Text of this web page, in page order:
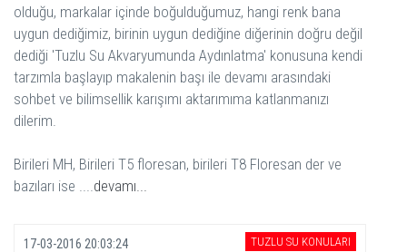
olduğu, markalar içinde boğulduğumuz, hangi renk bana
uygun dediğimiz, birinin uygun dediğine diğerinin doğru değil
dediği 'Tuzlu Su Akvaryumunda Aydınlatma' konusuna kendi
tarzımla başlayıp makalenin başı ile devamı arasındaki
sohbet ve bilimsellik karışımı aktarımıma katlanmanızı
dilerim.
Birileri MH, Birileri T5 floresan, birileri T8 Floresan der ve
bazıları ise ....devamı...
17-03-2016 20:03:24 TUZLU SU KONULARI